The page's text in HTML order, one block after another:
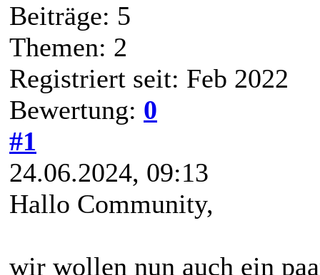
Beiträge: 5
Themen: 2
Registriert seit: Feb 2022
Bewertung: 0
#1
24.06.2024, 09:13
Hallo Community,
wir wollen nun auch ein